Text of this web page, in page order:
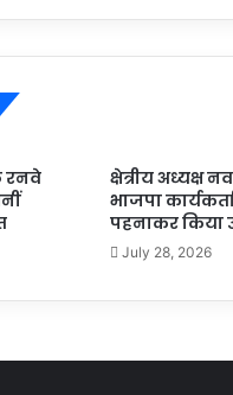
रनवे
क्षेत्रीय अध्यक्ष
भाजपा
पहनाकर किया
July 28, 2026